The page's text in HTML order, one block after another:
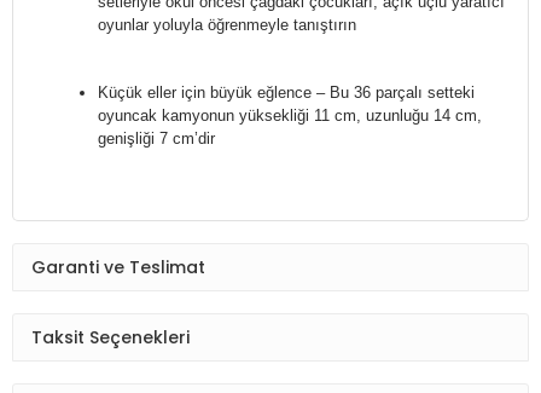
oyunlar yoluyla öğrenmeyle tanıştırın
Küçük eller için büyük eğlence – Bu 36 parçalı setteki
oyuncak kamyonun yüksekliği 11 cm, uzunluğu 14 cm,
genişliği 7 cm’dir
Garanti ve Teslimat
Taksit Seçenekleri